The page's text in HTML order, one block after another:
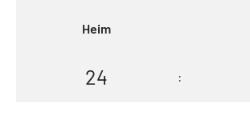
Heim
24 :